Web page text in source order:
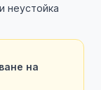
неустойка
на